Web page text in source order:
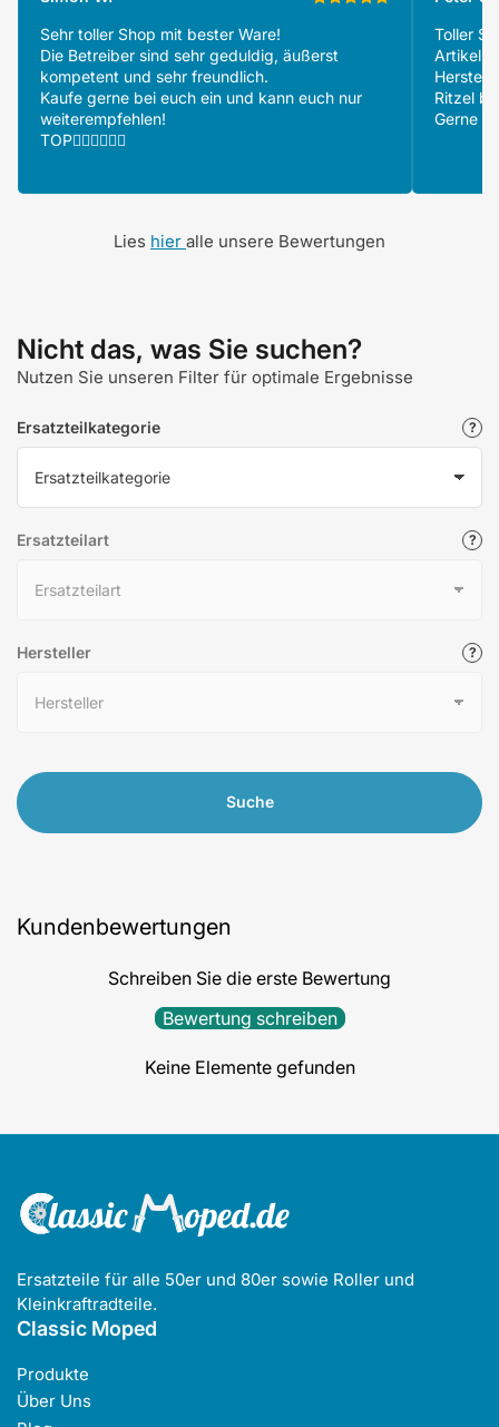
Sehr toller Shop mit bester Ware!
Die Betreiber sind sehr geduldig, äußerst
kompetent und sehr freundlich.
Kaufe gerne bei euch ein und kann euch nur
weiterempfehlen!
TOP👍🏻👍🏻👍🏻
Toller
Artikeln
Ritzel
Gerne
Lies hier alle unsere Bewertungen
Nicht das, was Sie suchen?
Nutzen Sie unseren Filter für optimale Ergebnisse
Ersatzteilkategorie
Ersatzteilart
Hersteller
Suche
Kundenbewertungen
Schreiben Sie die erste Bewertung
Bewertung schreiben
Keine Elemente gefunden
Ersatzteile für alle 50er und 80er sowie Roller und
Kleinkraftradteile.
Classic Moped
Produkte
Über Uns